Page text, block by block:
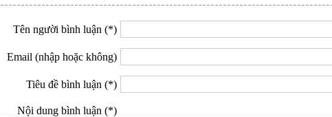
Tên người bình luận (*)
Email (nhập hoặc không)
Tiêu đề bình luận (*)
Nội dung bình luận (*)